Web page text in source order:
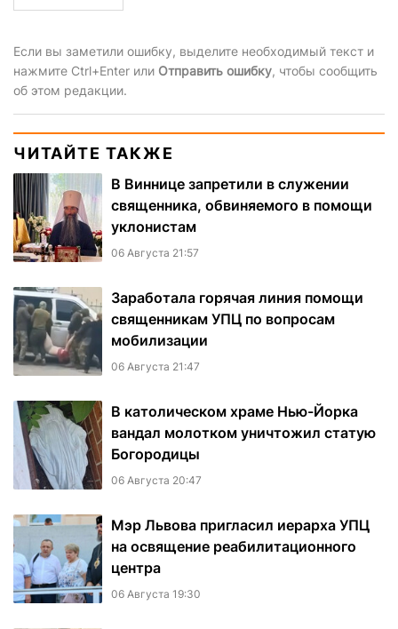
Если вы заметили ошибку, выделите необходимый текст и
нажмите Ctrl+Enter или Отправить ошибку, чтобы сообщить
об этом редакции.
ЧИТАЙТЕ ТАКЖЕ
В Виннице запретили в служении
священника, обвиняемого в помощи
уклонистам
06 Августа 21:57
Заработала горячая линия помощи
священникам УПЦ по вопросам
мобилизации
06 Августа 21:47
В католическом храме Нью-Йорка
вандал молотком уничтожил статую
Богородицы
06 Августа 20:47
Мэр Львова пригласил иерарха УПЦ
на освящение реабилитационного
центра
06 Августа 19:30